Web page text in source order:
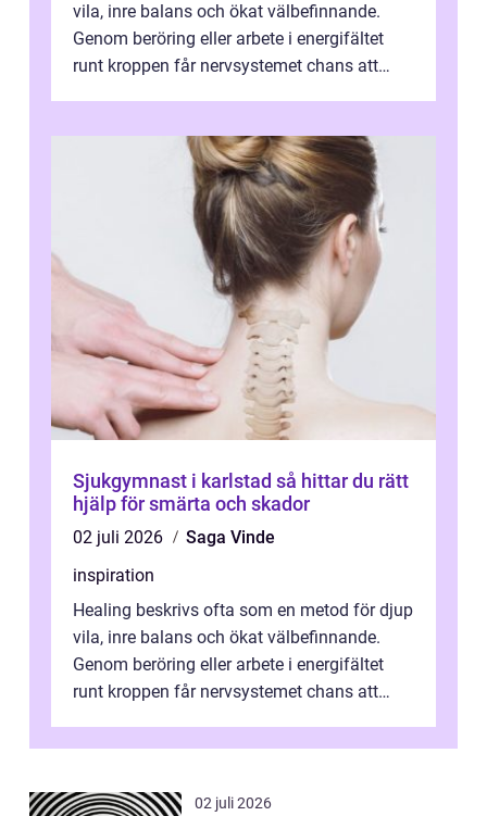
vila, inre balans och ökat välbefinnande.
Genom beröring eller arbete i energifältet
runt kroppen får nervsystemet chans att
Sjukgymnast i karlstad så hittar du rätt
hjälp för smärta och skador
02 juli 2026
Saga Vinde
inspiration
Healing beskrivs ofta som en metod för djup
vila, inre balans och ökat välbefinnande.
Genom beröring eller arbete i energifältet
runt kroppen får nervsystemet chans att
02 juli 2026